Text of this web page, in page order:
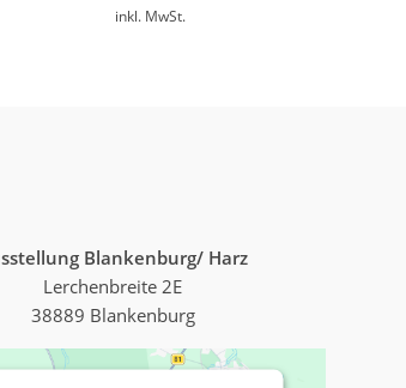
inkl. MwSt.
Blankenburg/ Harz
Lerchenbreite 2E
38889 Blankenburg